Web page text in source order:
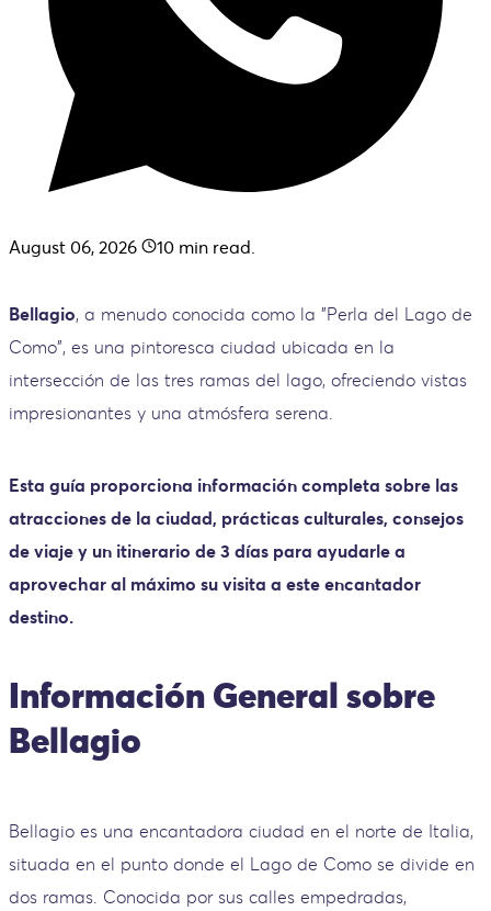
August 06, 2026 10 min read.
Bellagio, a menudo conocida como la "Perla del Lago de
Como", es una pintoresca ciudad ubicada en la
intersección de las tres ramas del lago, ofreciendo vistas
impresionantes y una atmósfera serena.
Esta guía proporciona información completa sobre las
atracciones de la ciudad, prácticas culturales, consejos
de viaje y un itinerario de 3 días para ayudarle a
aprovechar al máximo su visita a este encantador
destino.
Información General sobre
Bellagio
Bellagio es una encantadora ciudad en el norte de Italia,
situada en el punto donde el Lago de Como se divide en
dos ramas. Conocida por sus calles empedradas,